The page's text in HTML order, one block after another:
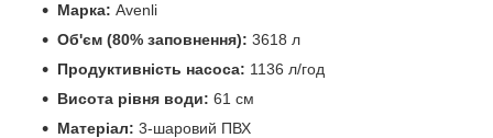
Марка: Avenli
Об'єм (80% заповнення): 3618 л
Продуктивність насоса: 1136 л/год
Висота рівня води: 61 см
Матеріал: 3-шаровий ПВХ